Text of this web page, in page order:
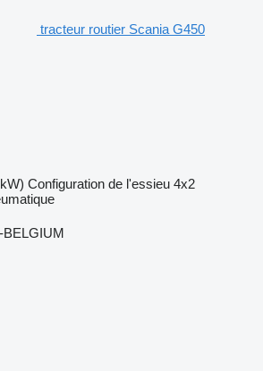
tracteur routier Scania G450
Configuration de l'essieu 4x2